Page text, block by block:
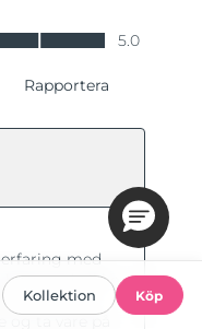
Kollektion Köp